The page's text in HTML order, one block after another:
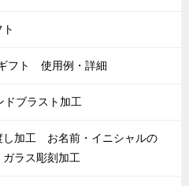
フト 使用例・詳細
ドブラスト加工
加工 お名前・イニシャルの
ラス彫刻加工